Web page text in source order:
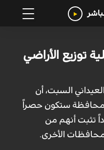
توزيع الأراضي
السبت، أن
ستكون حصراً
تثبت أنهم من
الأخرى.